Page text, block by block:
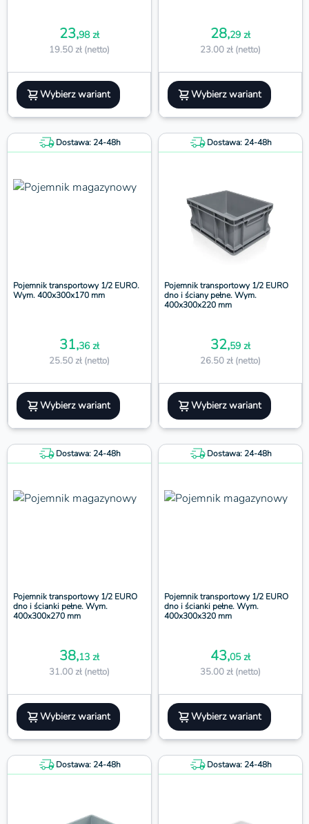
23,98 zł
19.50 zł (netto)
Wybierz wariant
28,29 zł
23.00 zł (netto)
Wybierz wariant
Dostawa: 24-48h
Pojemnik transportowy 1/2 EURO.
Wym. 400x300x170 mm
31,36 zł
25.50 zł (netto)
Wybierz wariant
Dostawa: 24-48h
Pojemnik transportowy 1/2 EURO
dno i ściany pełne. Wym.
400x300x220 mm
32,59 zł
26.50 zł (netto)
Wybierz wariant
Dostawa: 24-48h
Pojemnik transportowy 1/2 EURO
dno i ścianki pełne. Wym.
400x300x270 mm
38,13 zł
31.00 zł (netto)
Wybierz wariant
Dostawa: 24-48h
Pojemnik transportowy 1/2 EURO
dno i ścianki pełne. Wym.
400x300x320 mm
43,05 zł
35.00 zł (netto)
Wybierz wariant
Dostawa: 24-48h Dostawa: 24-48h